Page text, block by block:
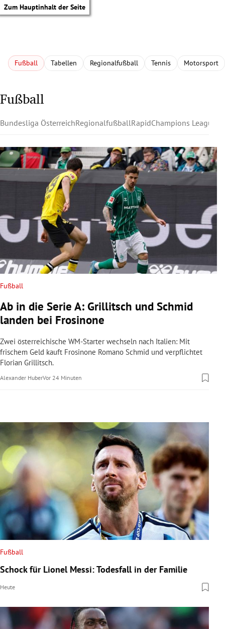
Zum Hauptinhalt der Seite
Untermenü
Untermenü
Untermenü
Untermenü
Untermenü
Untermenü
Untermenü
Untermenü
Fußball Tabellen Regionalfußball Tennis Motorsport
Fußball
Bundesliga ÖsterreichRegionalfußballRapidChampions League
Fußball
Ab in die Serie A: Grillitsch und Schmid
landen bei Frosinone
Zwei österreichische WM-Starter wechseln nach Italien: Mit
frischem Geld kauft Frosinone Romano Schmid und verpflichtet
Florian Grillitsch.
Alexander HuberVor 24 Minuten
Fußball
Schock für Lionel Messi: Todesfall in der Familie
Heute